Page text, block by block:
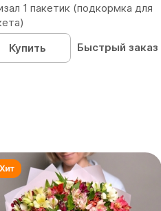
1 пакетик (подкормка для
Купить
Быстрый заказ